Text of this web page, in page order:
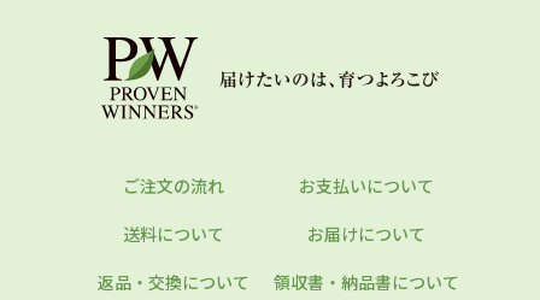
ご注文の流れ
お支払いについて
送料について
お届けについて
返品・交換について
領収書・納品書について